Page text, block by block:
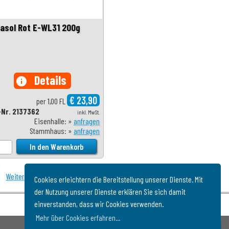
Cookies erleichtern die Bereitstellung unserer Dienste. Mit
der Nutzung unserer Dienste erklären Sie sich damit
einverstanden, dass wir Cookies verwenden.
Mehr über Cookies erfahren...
Rot E-WL31 200g
info Details
per 1,00 FL € 23,90
inkl. MwSt.
2137362
Eisenhalle: » anfragen
Stammhaus: » anfragen
Weiter